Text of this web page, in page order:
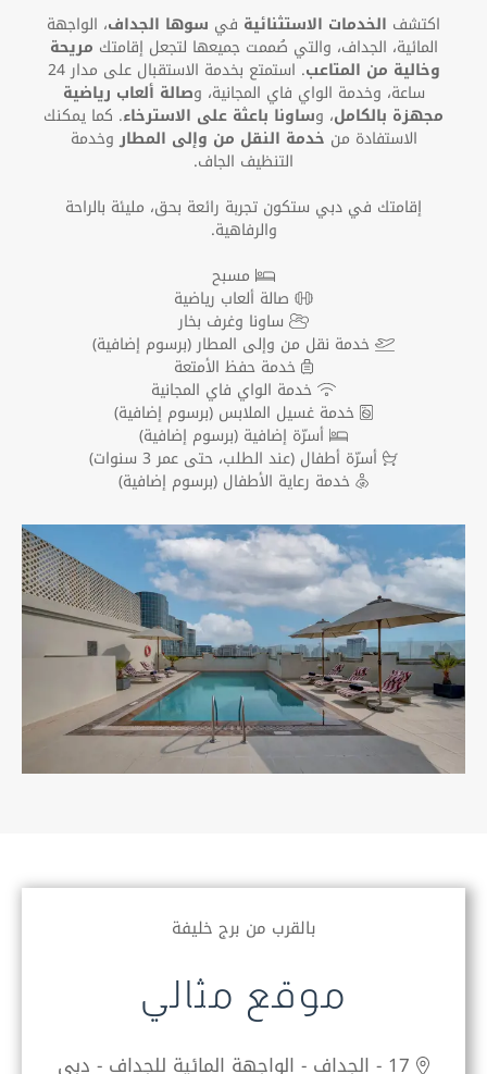
اكتشف الخدمات الاستثنائية في سوها الجداف، الواجهة
المائية، الجداف، والتي صُممت جميعها لتجعل إقامتك مريحة
وخالية من المتاعب . استمتع بخدمة الاستقبال على مدار 24
ساعة، وخدمة الواي فاي المجانية، وصالة ألعاب رياضية
مجهزة بالكامل، وساونا باعثة على الاسترخاء. كما يمكنك
الاستفادة من خدمة النقل من وإلى المطاروخدمة
التنظيف الجاف.
إقامتك في دبي ستكون تجربة رائعة بحق، مليئة بالراحة
والرفاهية.
مسبح
صالة ألعاب رياضية
ساونا وغرف بخار
خدمة نقل من وإلى المطار (برسوم إضافية)
خدمة حفظ الأمتعة
خدمة الواي فاي المجانية
خدمة غسيل الملابس (برسوم إضافية)
أسرّة إضافية (برسوم إضافية)
أسرّة أطفال (عند الطلب، حتى عمر 3 سنوات)
خدمة رعاية الأطفال (برسوم إضافية)
بالقرب من برج خليفة
موقع مثالي